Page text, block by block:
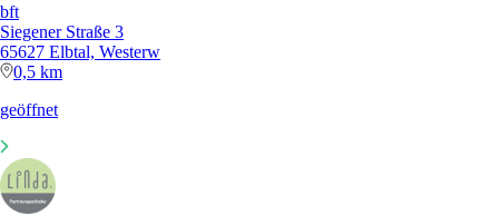
bft
Siegener Straße 3
65627 Elbtal, Westerw
0,5 km
geöffnet